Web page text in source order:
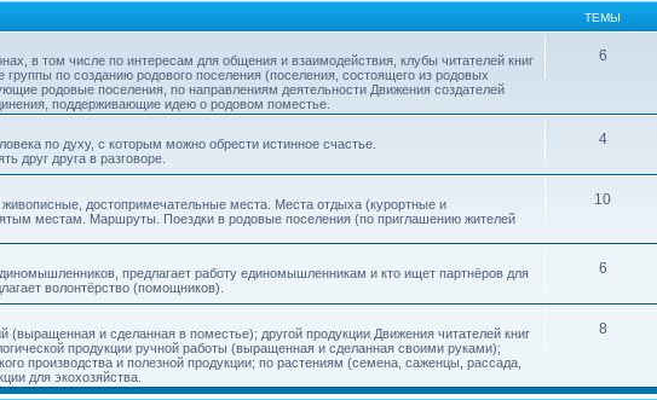
ТЕМЫ
в том числе по интересам для общения и взаимодействия, клубы читателей книг
по созданию родового поселения (поселения, состоящего из родовых
родовые поселения, по направлениям деятельности Движения создателей
поддерживающие идею о родовом поместье.
6
по духу, с которым можно обрести истинное счастье.
друг друга в разговоре.
4
достопримечательные места. Места отдыха (курортные и
местам. Маршруты. Поездки в родовые поселения (по приглашению жителей
10
предлагает работу единомышленникам и кто ищет партнёров для
волонтёрство (помощников).
6
(выращенная и сделанная в поместье); другой продукции Движения читателей книг
продукции ручной работы (выращенная и сделанная своими руками);
производства и полезной продукции; по растениям (семена, саженцы, рассада,
для экохозяйства.
8